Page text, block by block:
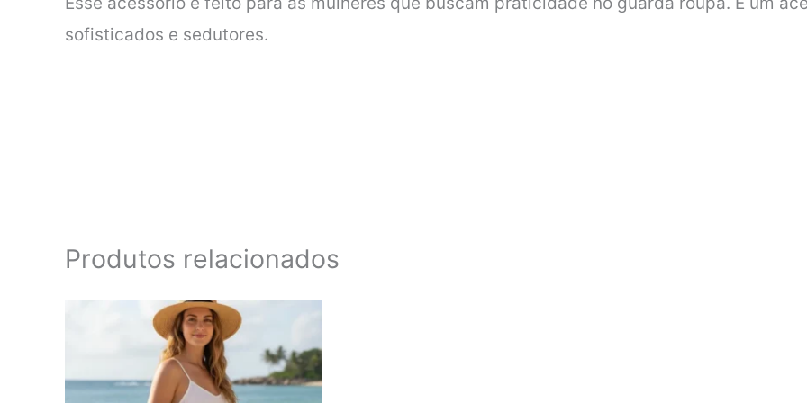
sofisticados e sedutores.
Produtos relacionados
produto
tem